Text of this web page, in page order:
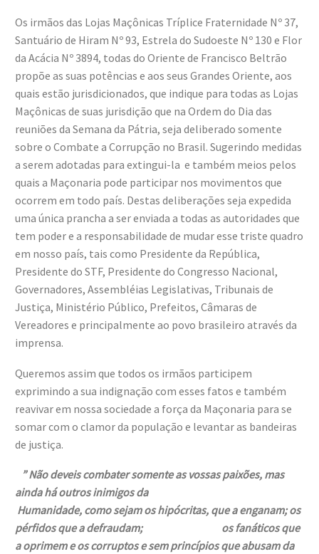
Os irmãos das Lojas Maçônicas Tríplice Fraternidade Nº 37,
Santuário de Hiram Nº 93, Estrela do Sudoeste Nº 130 e Flor
da Acácia Nº 3894, todas do Oriente de Francisco Beltrão
propõe as suas potências e aos seus Grandes Oriente, aos
quais estão jurisdicionados, que indique para todas as Lojas
Maçônicas de suas jurisdição que na Ordem do Dia das
reuniões da Semana da Pátria, seja deliberado somente
sobre o Combate a Corrupção no Brasil. Sugerindo medidas
a serem adotadas para extingui-la e também meios pelos
quais a Maçonaria pode participar nos movimentos que
ocorrem em todo país. Destas deliberações seja expedida
uma única prancha a ser enviada a todas as autoridades que
tem poder e a responsabilidade de mudar esse triste quadro
em nosso país, tais como Presidente da República,
Presidente do STF, Presidente do Congresso Nacional,
Governadores, Assembléias Legislativas, Tribunais de
Justiça, Ministério Público, Prefeitos, Câmaras de
Vereadores e principalmente ao povo brasileiro através da
imprensa.
Queremos assim que todos os irmãos participem
exprimindo a sua indignação com esses fatos e também
reavivar em nossa sociedade a força da Maçonaria para se
somar com o clamor da população e levantar as bandeiras
de justiça.
” Não deveis combater somente as vossas paixões, mas
ainda há outros inimigos da
Humanidade, como sejam os hipócritas, que a enganam; os
pérfidos que a defraudam; os fanáticos que
a oprimem e os corruptos e sem princípios que abusam da